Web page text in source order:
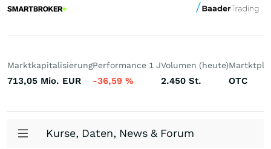
Marktkapitalisierung
713,05 Mio. EUR
Performance 1 J
-36,59 %
Volumen (heute)
2.450 St. OTC
Kurse, Daten, News & Forum